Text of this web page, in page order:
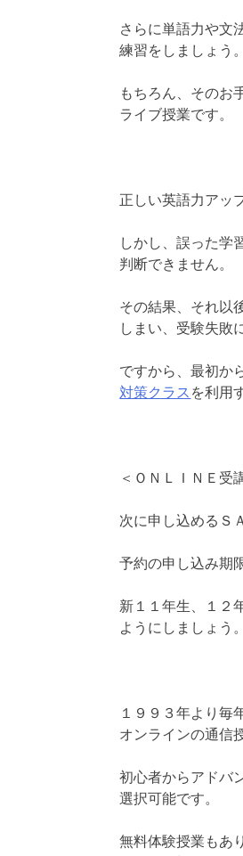
さらに単語力や文
練習をしましょう。
もちろん、そのお
ライブ授業です。
正しい英語力アッ
しかし、誤った学
判断できません。
その結果、それ以
しまい、受験失敗
ですから、最初か
対策クラス を利用
＜ＯＮＬＩＮＥ受
次に申し込めるＳ
予約の申し込み期
新１１年生、１２
ようにしましょう。
１９９３年より毎
オンラインの通信
初心者からアドバ
選択可能です。
無料体験授業もあ